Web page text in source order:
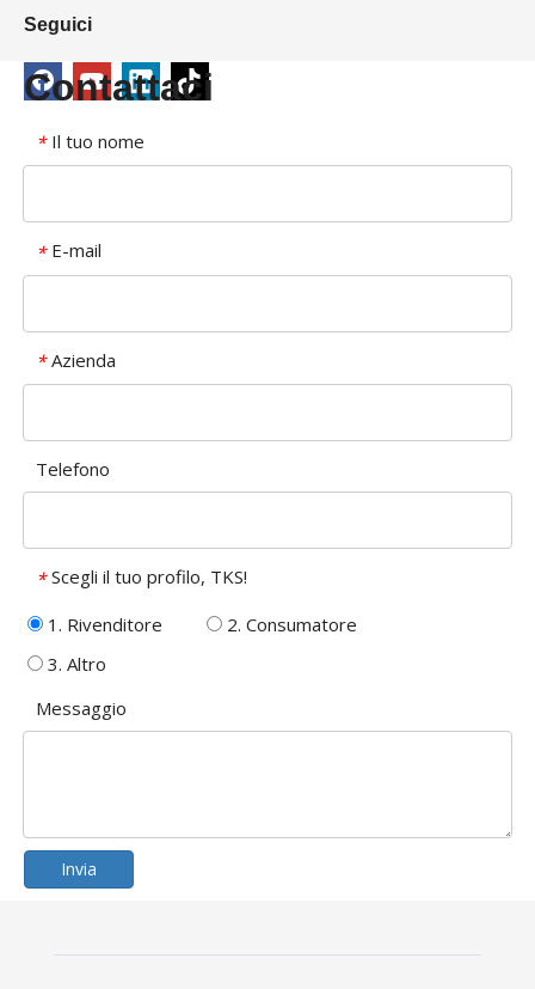
Seguici
Contattaci
* Il tuo nome
* E-mail
* Azienda
Telefono
* Scegli il tuo profilo, TKS!
1. Rivenditore
2. Consumatore
3. Altro
Messaggio
Invia